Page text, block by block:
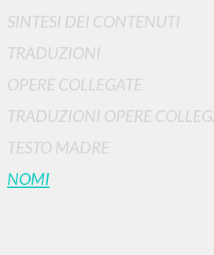
SINTESI DEI CONTENUTI
TRADUZIONI
OPERE COLLEGATE
TRADUZIONI OPERE
TESTO MADRE
NOMI